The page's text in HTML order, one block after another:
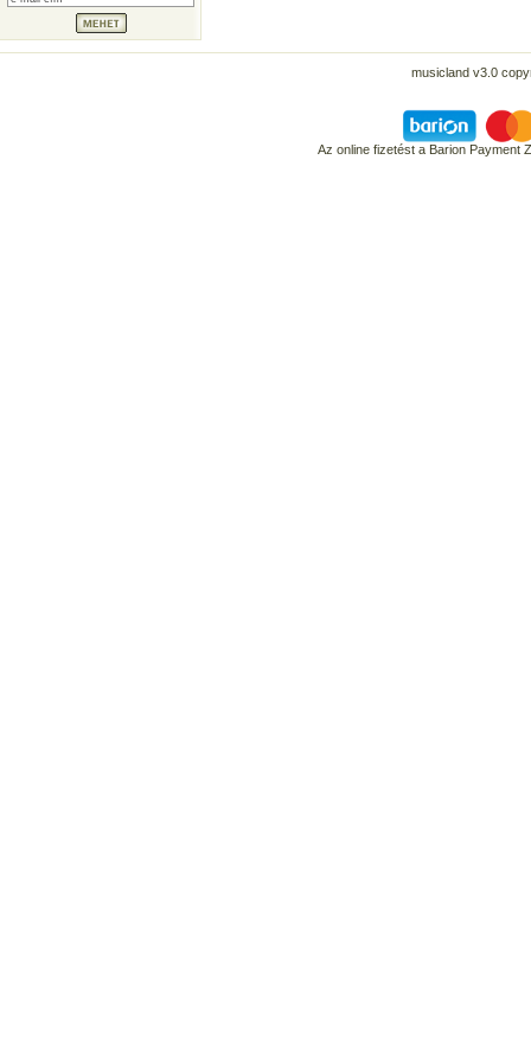
musicland v3.0
Az online fizetést a Barion Payment